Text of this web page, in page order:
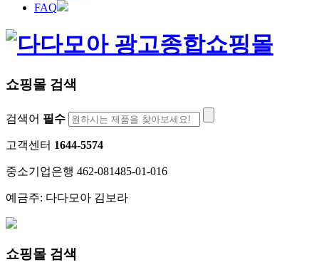
FAQ
쇼핑몰 검색
검색어 필수
고객센터 1644-5574
중소기업은행 462-081485-01-016
예금주: 다다모아 김보라
쇼핑몰 검색